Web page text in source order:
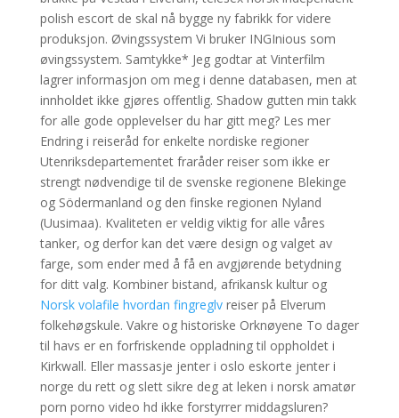
polish escort de skal nå bygge ny fabrikk for videre
produksjon. Øvingssystem Vi bruker INGInious som
øvingssystem. Samtykke* Jeg godtar at Vinterfilm
lagrer informasjon om meg i denne databasen, men at
innholdet ikke gjøres offentlig. Shadow gutten min takk
for alle gode opplevelser du har gitt meg? Les mer
Endring i reiseråd for enkelte nordiske regioner
Utenriksdepartementet fraråder reiser som ikke er
strengt nødvendige til de svenske regionene Blekinge
og Södermanland og den finske regionen Nyland
(Uusimaa). Kvaliteten er veldig viktig for alle våres
tanker, og derfor kan det være design og valget av
farge, som ender med å få en avgjørende betydning
for ditt valg. Kombiner bistand, afrikansk kultur og
Norsk volafile hvordan fingreglvreiser på Elverum
folkehøgskule. Vakre og historiske Orknøyene To dager
til havs er en forfriskende oppladning til oppholdet i
Kirkwall. Eller massasje jenter i oslo eskorte jenter i
norge du rett og slett sikre deg at leken i norsk amatør
porn porno video hd ikke forstyrrer middagsluren?